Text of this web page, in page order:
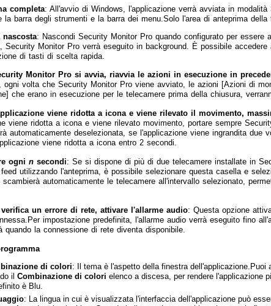
completa: All'avvio di Windows, l'applicazione verrà avviata in
la barra degli strumenti e la barra dei menu.Solo l'area di anteprima della
nascosta: Nascondi Security Monitor Pro quando configurato per essere
Security Monitor Pro verrà eseguito in background. È possibile accedere
di tasti di scelta rapida.
Monitor Pro si avvia, riavvia le azioni in esecuzione in
ogni volta che Security Monitor Pro viene avviato, le azioni [Azioni di
che erano in esecuzione per le telecamere prima della chiusura,
viene ridotta a icona e viene rilevato il movimento,
viene ridotta a icona e viene rilevato movimento, portare sempre
automaticamente deselezionata, se l'applicazione viene ingrandita due
viene ridotta a icona entro 2 secondi.
ogni n secondi: Se si dispone di più di due telecamere installate in
utilizzando l'anteprima, è possibile selezionare questa casella e
scambierà automaticamente le telecamere all'intervallo selezionato,
un errore di rete, attivare l'allarme audio: Questa opzione
impostazione predefinita, l'allarme audio verrà eseguito fino
quando la connessione di rete diventa disponibile.
di colori: Il tema è l'aspetto della finestra dell'applicazione.Puoi
il Combinazione di colori elenco a discesa, per rendere l'applicazione
è Blu.
: La lingua in cui è visualizzata l'interfaccia dell'applicazione può